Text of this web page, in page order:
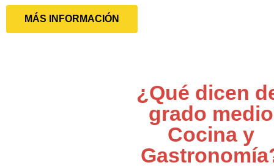
MÁS INFORMACIÓN
¿Qué dicen
grado medio
Cocina y